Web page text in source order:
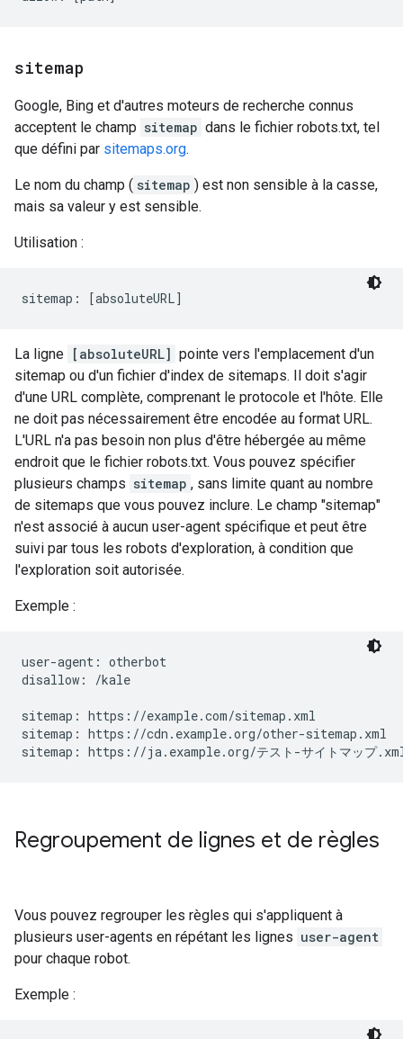
sitemap
Google, Bing et d'autres moteurs de recherche connus
acceptent le champ sitemap dans le fichier robots.txt, tel
que défini par sitemaps.org.
Le nom du champ ( sitemap ) est non sensible à la casse,
mais sa valeur y est sensible.
Utilisation :
sitemap: [absoluteURL]
La ligne [absoluteURL] pointe vers l'emplacement d'un
sitemap ou d'un fichier d'index de sitemaps. Il doit s'agir
d'une URL complète, comprenant le protocole et l'hôte. Elle
ne doit pas nécessairement être encodée au format URL.
L'URL n'a pas besoin non plus d'être hébergée au même
endroit que le fichier robots.txt. Vous pouvez spécifier
plusieurs champs sitemap , sans limite quant au nombre
de sitemaps que vous pouvez inclure. Le champ "sitemap"
n'est associé à aucun user-agent spécifique et peut être
suivi par tous les robots d'exploration, à condition que
l'exploration soit autorisée.
Exemple :
user-agent: otherbot
disallow: /kale
sitemap: https://example.com/sitemap.xml
sitemap: https://cdn.example.org/other-sitemap.xml
sitemap: https://ja.example.org/テスト-サイトマップ
Regroupement de lignes et de règles
Vous pouvez regrouper les règles qui s'appliquent à
plusieurs user-agents en répétant les lignes user-agent
pour chaque robot.
Exemple :